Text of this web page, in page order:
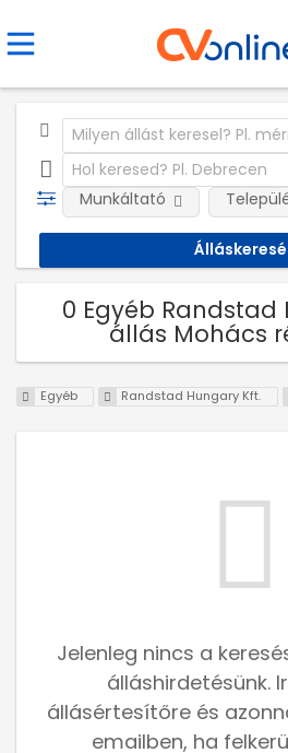
Munkáltató
0 Egyéb Randstad
állás Mohács
Egyéb Randstad Hungary Kft.
Jelenleg nincs a
álláshirdetésünk.
állásértesítőre és
emailben, ha